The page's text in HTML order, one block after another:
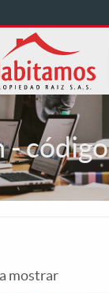
- código
mostrar